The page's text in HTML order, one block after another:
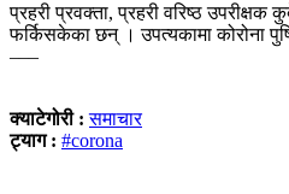
प्रहरी प्रवक्ता, प्रहरी वरिष्ठ
फर्किसकेका छन् । उपत्यकामा कोरोना
–––
क्याटेगोरी :समाचार
ट्याग : #corona